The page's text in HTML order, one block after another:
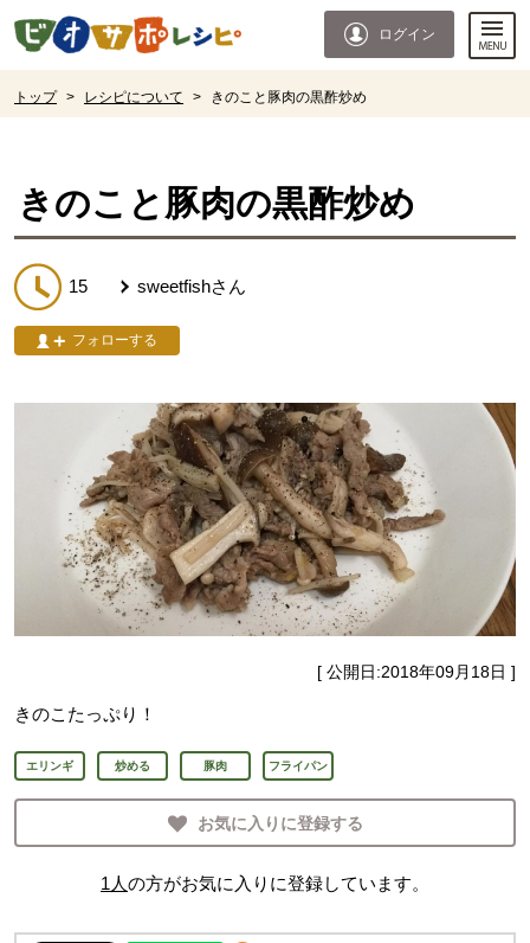
ページの先頭です。
ログイン
トップ > レシピについて > きのこと豚肉の黒酢炒め
きのこと豚肉の黒酢炒め
15 sweetfishさん
フォローする
[ 公開日:2018年09月18日 ]
きのこたっぷり！
エリンギ 炒める 豚肉 フライパン
お気に入りに登録する
1 人の方がお気に入りに登録しています。